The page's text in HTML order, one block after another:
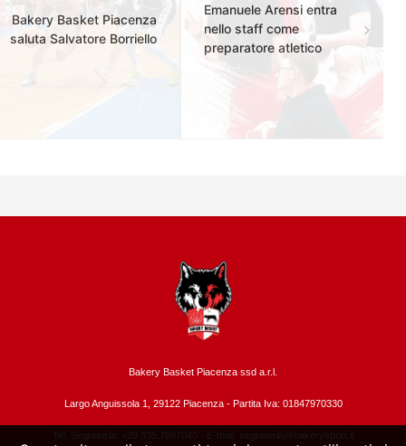
Bakery Basket Piacenza
saluta Salvatore Borriello
Emanuele Arensi entra
nello staff come
preparatore atletico
Bakery Basket Piacenza ssd a.r.l.
Largo Anguissola 1, 29122 Piacenza - Partita Iva: 01847970330
Tel. Segreteria: +39 335.7897040 - E-mail: segreteria@bakerysport.it